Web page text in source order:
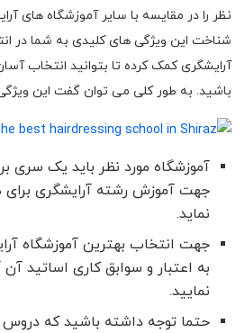
نظر را در مقایسه با سایر آموزشگاه های
شناخت این ویژگی های کلیدی به شما در
آرایشگری کمک کرده تا بتوانید انتخاب
باشید. به طور کلی می توان گفت این
آموزشگاه مورد نظر باید یک سری
جهت آموزش رشته آرایشگری برای
نماید.
جهت انتخاب بهترین آموزشگاه
به اعتبار و سوابق کاری اساتید
نمایید.
حتما توجه داشته باشید که دروس